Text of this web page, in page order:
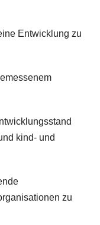
Entwicklung zu
kind- und
zu